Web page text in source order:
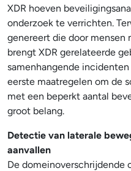
XDR hoeven
onderzoek te verrichten.
genereert die door mensen
brengt XDR gerelateerde
samenhangende
eerste maatregelen om de
met een beperkt aantal
groot belang.
Detectie van laterale
aanvallen
De domeinoverschrijdende